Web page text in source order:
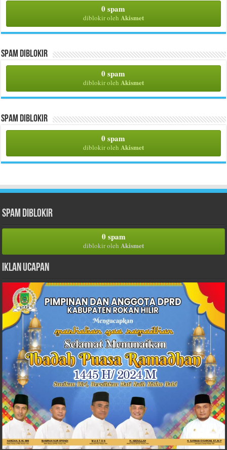
0 spam
diblokir oleh Akismet
Spam Diblokir
0 spam
diblokir oleh Akismet
Spam Diblokir
0 spam
diblokir oleh Akismet
Spam Diblokir
0 spam
diblokir oleh Akismet
Iklan Ucapan